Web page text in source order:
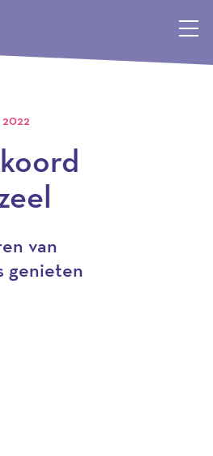
naar de homepagina
van
genieten